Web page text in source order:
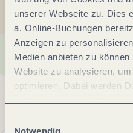
unserer Webseite zu. Dies
a. Online-Buchungen
Anzeigen zu
Medien anbieten zu
Website zu analysieren,
optimieren. Dabei werden
jederzeit widerrufen
Notwendig